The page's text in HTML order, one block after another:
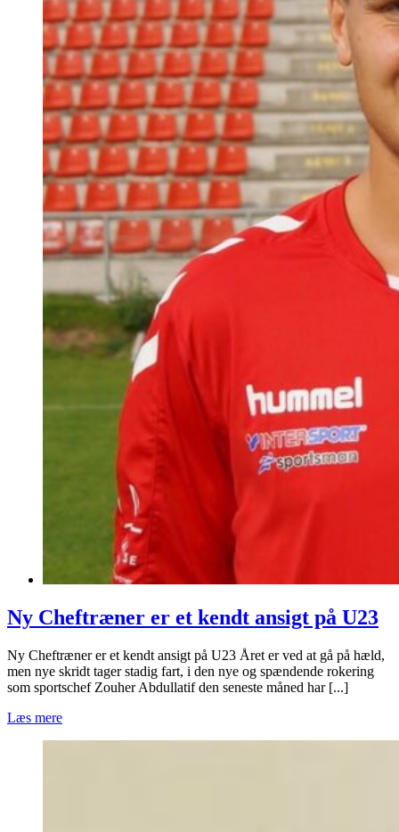
Ny Cheftræner er et kendt ansigt på U23
Ny Cheftræner er et kendt ansigt på U23 Året er ved at gå på hæld,
men nye skridt tager stadig fart, i den nye og spændende rokering
som sportschef Zouher Abdullatif den seneste måned har [...]
Læs mere